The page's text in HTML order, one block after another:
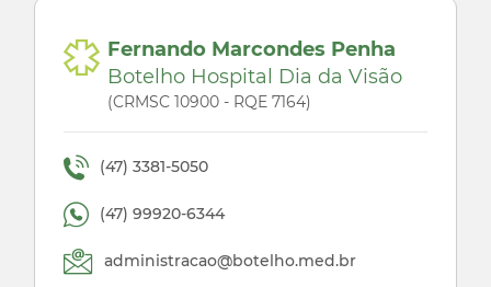
Fernando Marcondes Penha
Botelho Hospital Dia da Visão
(CRMSC 10900 - RQE 7164)
(47) 3381-5050
(47) 99920-6344
administracao@botelho.med.br